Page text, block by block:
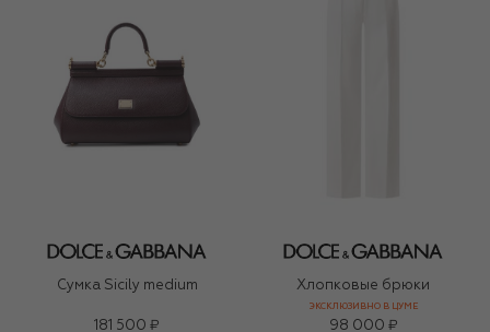
Сумка Sicily medium
181 500 ₽
Хлопковые брюки
ЭКСКЛЮЗИВНО В ЦУМЕ
98 000 ₽